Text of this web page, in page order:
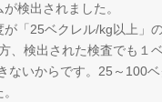
検出されました。
「25ベクレル/kg以上」
、検出された検査でも１
ないからです。25～100